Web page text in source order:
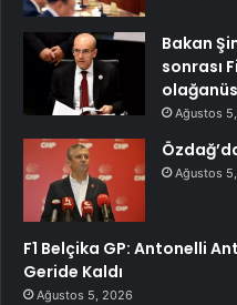
Bakan
sonrası
Ağustos
Ağustos
F1 Belçika GP: Antonelli
Geride Kaldı
Ağustos 5, 2026